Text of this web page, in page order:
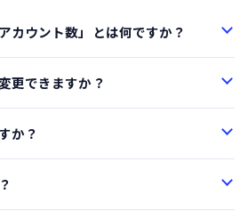
カウント数」とは何ですか？
更できますか？
か？